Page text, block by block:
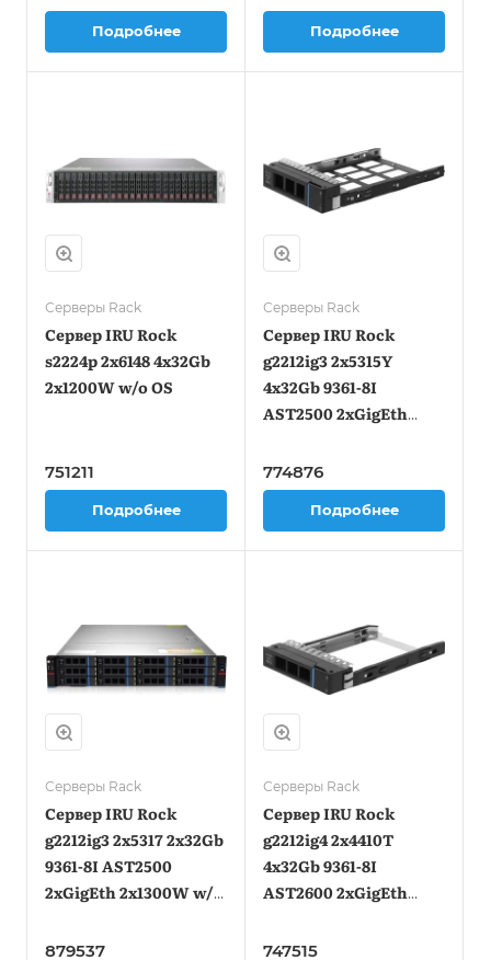
Подробнее Подробнее
Серверы Rack
Сервер IRU Rock
s2224p 2x6148 4x32Gb
2x1200W w/o OS
751211
Подробнее
Серверы Rack
Сервер IRU Rock
g2212ig3 2x5315Y
4x32Gb 9361-8I
AST2500 2xGigEth
(2078568)
774876
Подробнее
Серверы Rack
Сервер IRU Rock
g2212ig3 2x5317 2x32Gb
9361-8I AST2500
2xGigEth 2x1300W w/o
879537
Серверы Rack
Сервер IRU Rock
g2212ig4 2x4410T
4x32Gb 9361-8I
AST2600 2xGigEth
(2102541)
747515